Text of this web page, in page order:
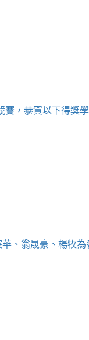
賽，恭賀以下得獎
、翁晟豪、楊牧